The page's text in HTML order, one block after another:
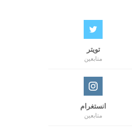
تويتر
متابعين
انستغرام
متابعين